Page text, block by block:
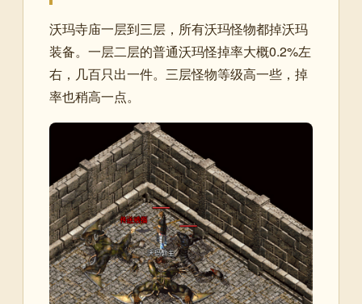
沃玛寺庙一层到三层，所有沃玛怪物都掉沃玛
装备。一层二层的普通沃玛怪掉率大概0.2%左
右，几百只出一件。三层怪物等级高一些，掉
率也稍高一点。